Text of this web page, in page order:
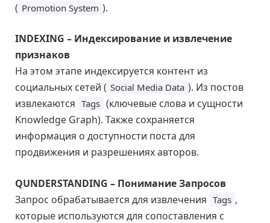
( Promotion System ).
INDEXING – Индексирование и извлечение
признаков
На этом этапе индексируется контент из
социальных сетей ( Social Media Data ). Из постов
извлекаются Tags (ключевые слова и сущности
Knowledge Graph). Также сохраняется
информация о доступности поста для
продвижения и разрешениях авторов.
QUNDERSTANDING – Понимание Запросов
Запрос обрабатывается для извлечения Tags ,
которые используются для сопоставления с